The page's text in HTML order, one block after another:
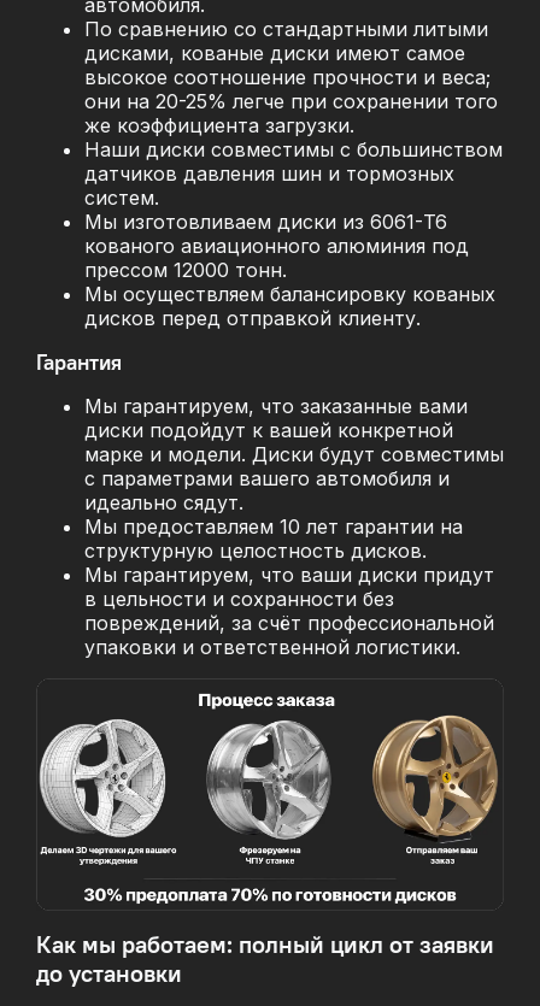
По сравнению со стандартными литыми
дисками, кованые диски имеют самое
высокое соотношение прочности и веса;
они на 20-25% легче при сохранении того
же коэффициента загрузки.
Наши диски совместимы с большинством
датчиков давления шин и тормозных
систем.
Мы изготовливаем диски из 6061-T6
кованого авиационного алюминия под
прессом 12000 тонн.
Мы осуществляем балансировку кованых
дисков перед отправкой клиенту.
Гарантия
Мы гарантируем, что заказанные вами
диски подойдут к вашей конкретной
марке и модели. Диски будут совместимы
с параметрами вашего автомобиля и
идеально сядут.
Мы предоставляем 10 лет гарантии на
структурную целостность дисков.
Мы гарантируем, что ваши диски придут
в цельности и сохранности без
повреждений, за счёт профессиональной
упаковки и ответственной логистики.
Как мы работаем: полный цикл от заявки
до установки